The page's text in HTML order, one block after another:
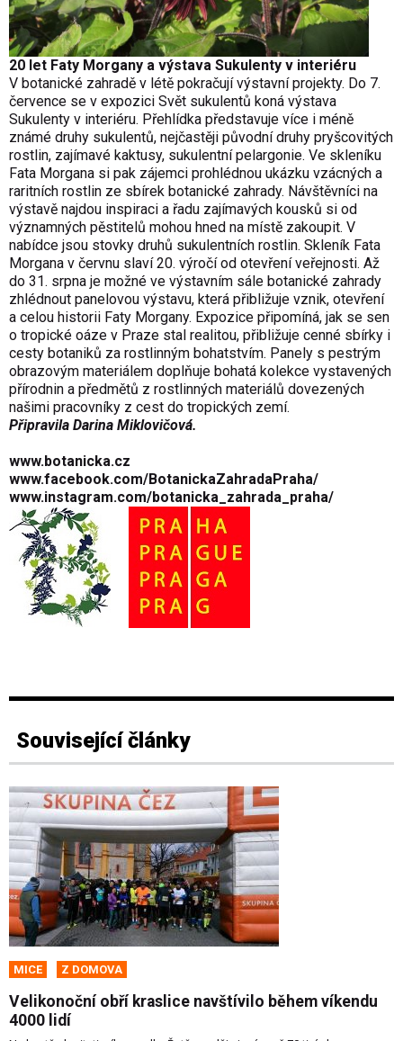
20 let Faty Morgany a výstava Sukulenty v interiéru
V botanické zahradě v létě pokračují výstavní projekty. Do 7.
července se v expozici Svět sukulentů koná výstava
Sukulenty v interiéru. Přehlídka představuje více i méně
známé druhy sukulentů, nejčastěji původní druhy pryšcovitých
rostlin, zajímavé kaktusy, sukulentní pelargonie. Ve skleníku
Fata Morgana si pak zájemci prohlédnou ukázku vzácných a
raritních rostlin ze sbírek botanické zahrady. Návštěvníci na
výstavě najdou inspiraci a řadu zajímavých kousků si od
významných pěstitelů mohou hned na místě zakoupit. V
nabídce jsou stovky druhů sukulentních rostlin. Skleník Fata
Morgana v červnu slaví 20. výročí od otevření veřejnosti. Až
do 31. srpna je možné ve výstavním sále botanické zahrady
zhlédnout panelovou výstavu, která přibližuje vznik, otevření
a celou historii Faty Morgany. Expozice připomíná, jak se sen
o tropické oáze v Praze stal realitou, přibližuje cenné sbírky i
cesty botaniků za rostlinným bohatstvím. Panely s pestrým
obrazovým materiálem doplňuje bohatá kolekce vystavených
přírodnin a předmětů z rostlinných materiálů dovezených
našimi pracovníky z cest do tropických zemí.
Připravila Darina Miklovičová.
www.botanicka.cz
www.facebook.com/BotanickaZahradaPraha/
www.instagram.com/botanicka_zahrada_praha/
Související články
MICE Z DOMOVA
Velikonoční obří kraslice navštívilo během víkendu
4000 lidí